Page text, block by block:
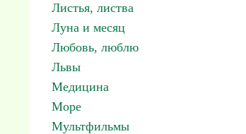
Листья, листва
Луна и месяц
Любовь, люблю
Львы
Медицина
Море
Мультфильмы